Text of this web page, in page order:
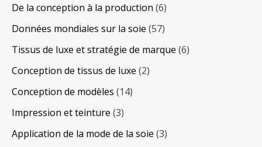
De la conception à la production (6)
Données mondiales sur la soie (57)
Tissus de luxe et stratégie de marque (6)
Conception de tissus de luxe (2)
Conception de modèles (14)
Impression et teinture (3)
Application de la mode de la soie (3)